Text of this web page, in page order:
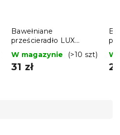
Bawełniane
prześcieradło LUX
turkusowoniebieskie
140x240 cm
W magazynie (>10 szt)
31 zł
cm
W